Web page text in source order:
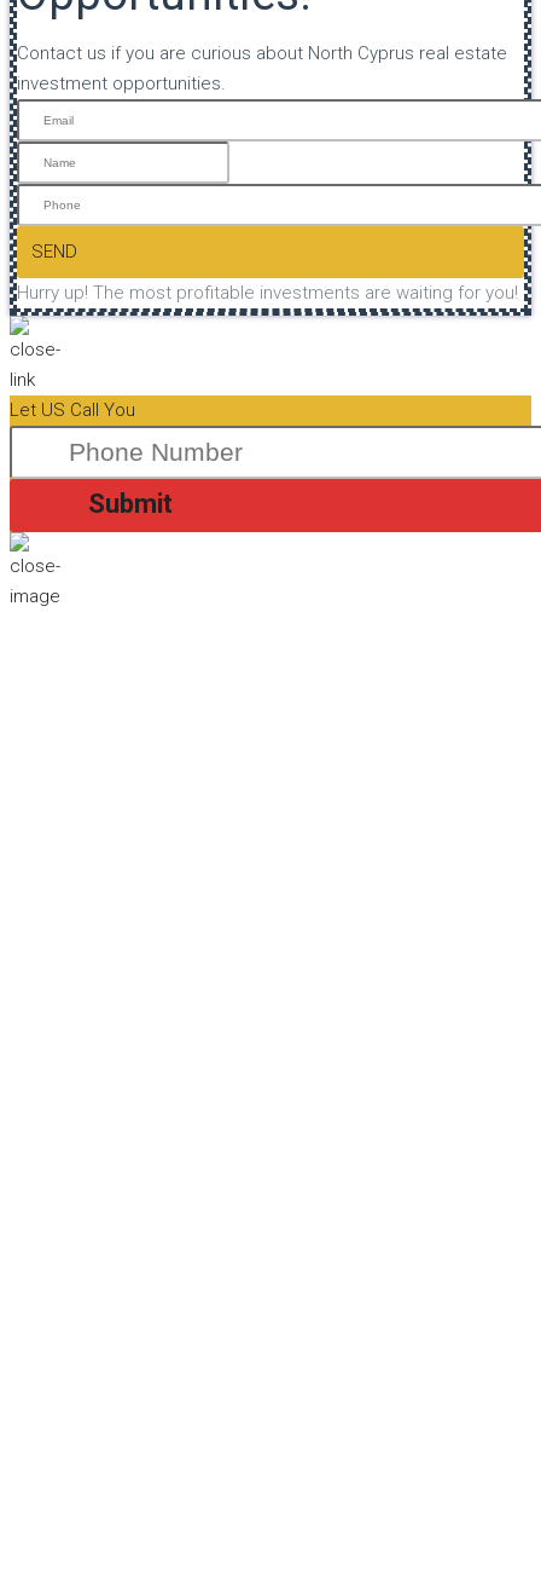
Contact us if you are curious about North Cyprus real estate
investment opportunities.
SEND
Hurry up! The most profitable investments are waiting for you!
Let US Call You
Submit